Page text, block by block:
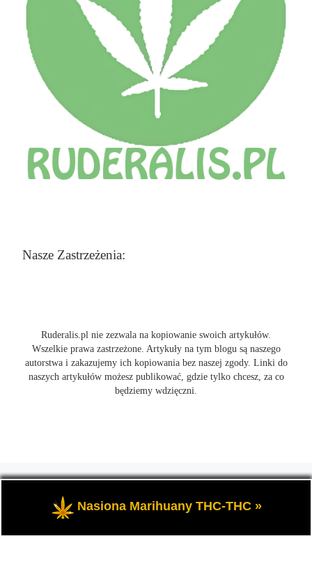
Nasze Zastrzeżenia:
Ruderalis.pl nie zezwala na kopiowanie swoich artykułów.
Wszelkie prawa zastrzeżone. Artykuły na tym blogu są naszego
autorstwa i zakazujemy ich kopiowania bez naszej zgody. Linki do
naszych artykułów możesz publikować, gdzie tylko chcesz, za co
będziemy wdzięczni.
marihuanie THC i konopi CBD, wszystko na temat uprawy
cannabis i nie tylko.
Nasiona Marihuany THC-THC »